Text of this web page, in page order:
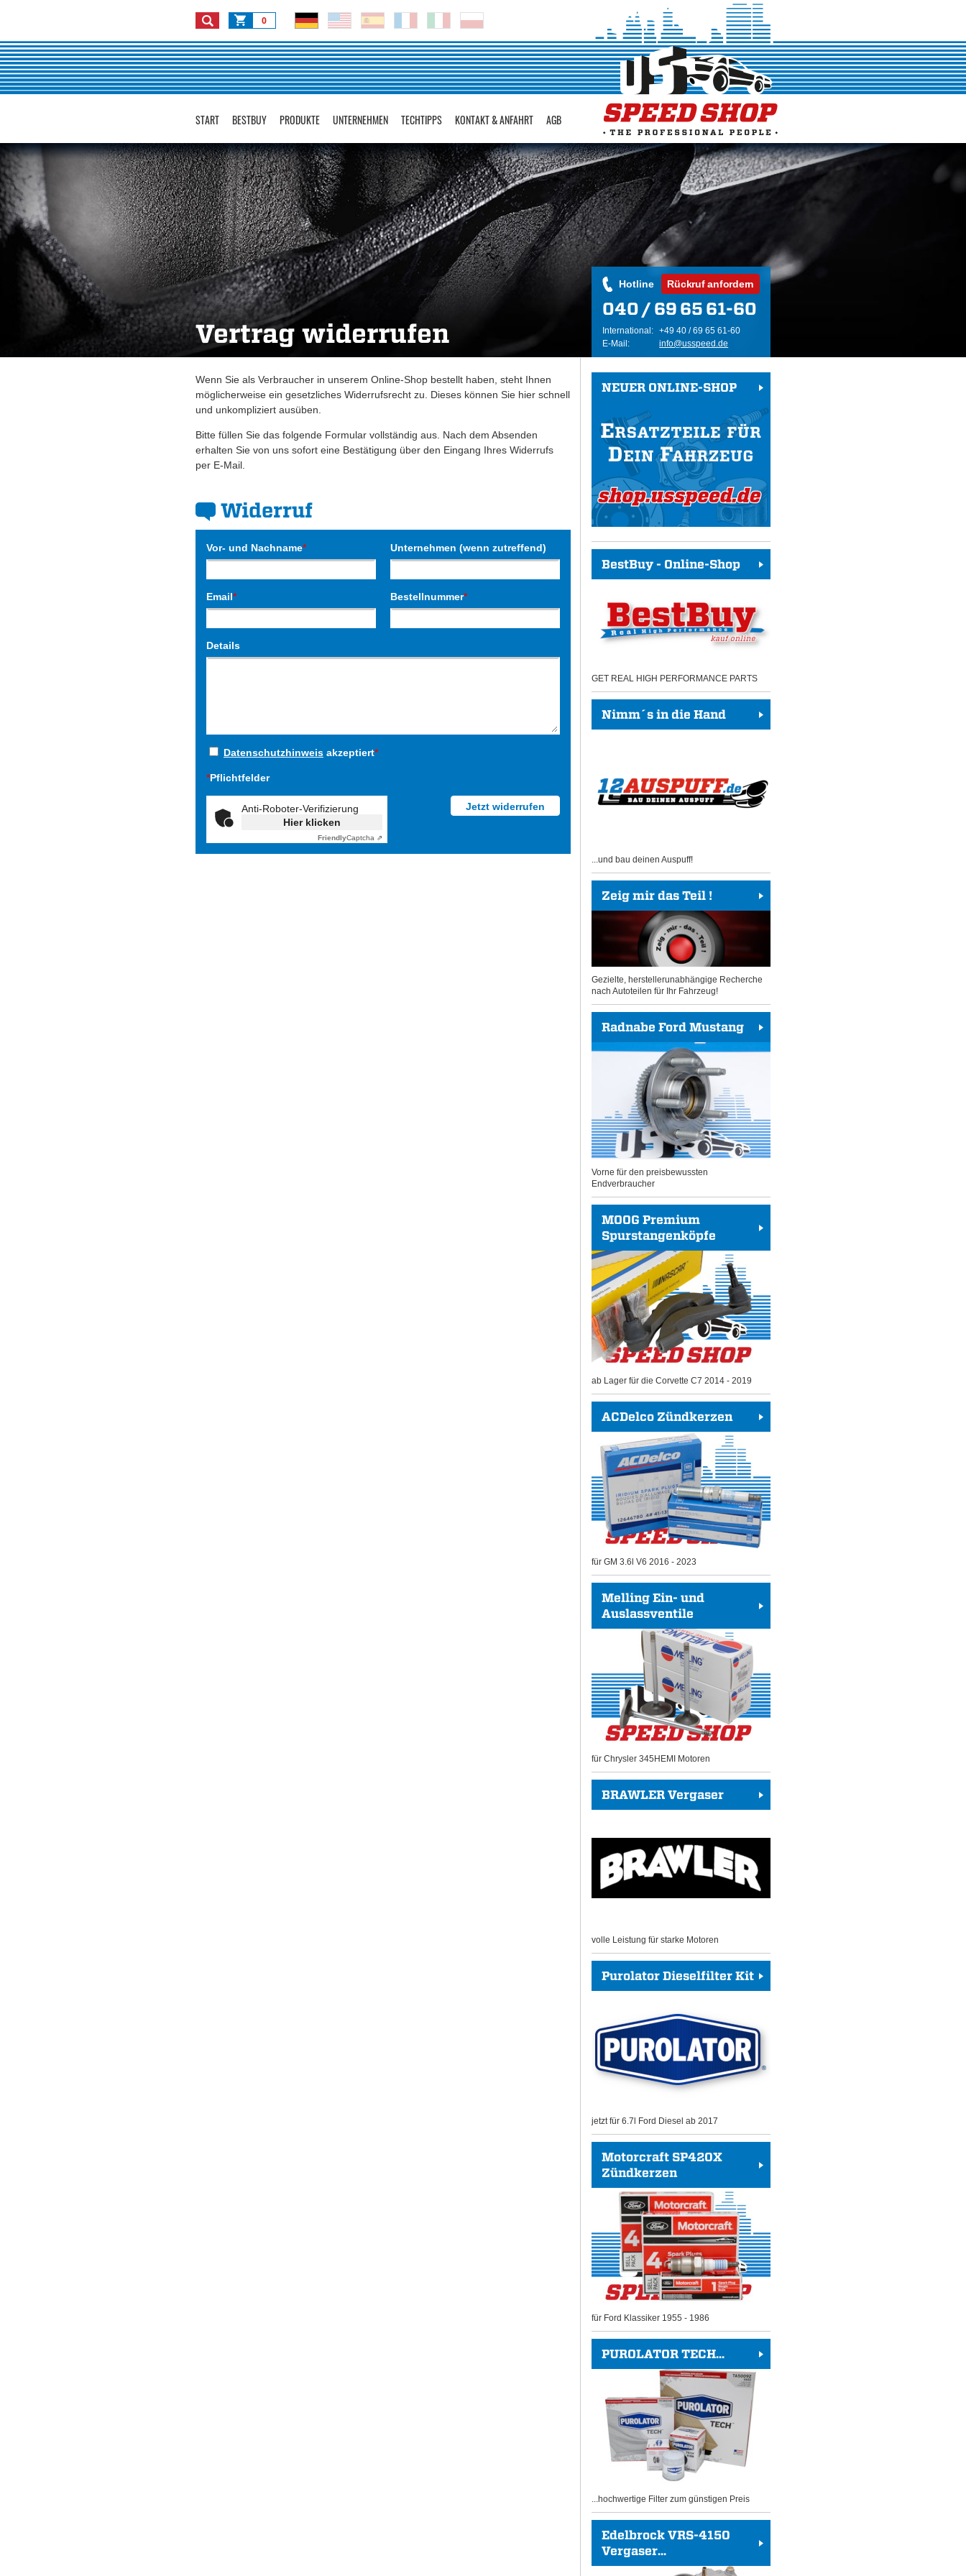
0
START BESTBUY PRODUKTE UNTERNEHMEN TECHTIPPS KONTAKT & ANFAHRT AGB
Vertrag widerrufen
Hotline Rückruf anfordern
040 / 69 65 61-60
International: +49 40 / 69 65 61-60
E-Mail:
info@usspeed.de
Wenn Sie als Verbraucher in unserem Online-Shop bestellt haben, steht Ihnen
möglicherweise ein gesetzliches Widerrufsrecht zu. Dieses können Sie hier schnell
und unkompliziert ausüben.
Bitte füllen Sie das folgende Formular vollständig aus. Nach dem Absenden
erhalten Sie von uns sofort eine Bestätigung über den Eingang Ihres Widerrufs
per E-Mail.
Widerruf
Vor- und Nachname* Unternehmen (wenn zutreffend)
Email* Bestellnummer*
Details
Datenschutzhinweis akzeptiert*
*Pflichtfelder
Anti-Roboter-Verifizierung
Hier klicken
FriendlyCaptcha ⇗
NEUER ONLINE-SHOP
BestBuy - Online-Shop
GET REAL HIGH PERFORMANCE PARTS
Nimm´s in die Hand
...und bau deinen Auspuff!
Zeig mir das Teil !
Gezielte, herstellerunabhängige Recherche
nach Autoteilen für Ihr Fahrzeug!
Radnabe Ford Mustang
Vorne für den preisbewussten
Endverbraucher
MOOG Premium
Spurstangenköpfe
ab Lager für die Corvette C7 2014 - 2019
ACDelco Zündkerzen
für GM 3.6l V6 2016 - 2023
Melling Ein- und
Auslassventile
für Chrysler 345HEMI Motoren
BRAWLER Vergaser
volle Leistung für starke Motoren
Purolator Dieselfilter Kit
jetzt für 6.7l Ford Diesel ab 2017
Motorcraft SP420X
Zündkerzen
für Ford Klassiker 1955 - 1986
PUROLATOR TECH...
...hochwertige Filter zum günstigen Preis
Edelbrock VRS-4150
Vergaser...